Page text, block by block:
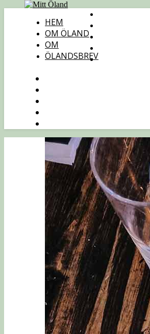
HEM
OM ÖLAND
OM
ÖLANDSBREV